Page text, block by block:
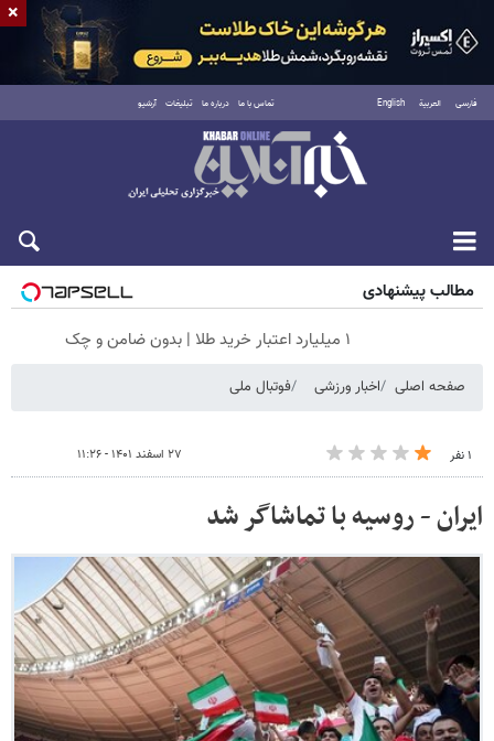
فارسی العربية English تماس با ما درباره ما تبلیغات آرشیو
جمعه ۱۶ مرداد ۱۴۰۵
مطالب پیشنهادی
۱ میلیارد اعتبار خرید طلا | بدون ضامن و چک
صفحه اصلی اخبار ورزشی فوتبال ملی
۱ نفر ۲۷ اسفند ۱۴۰۱ - ۱۱:۲۶
ایران - روسیه با تماشاگر شد
×